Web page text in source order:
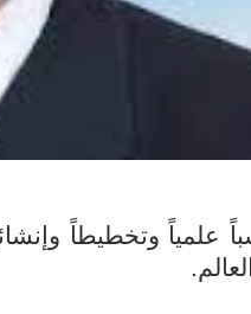
علمياً وتخطيطاً